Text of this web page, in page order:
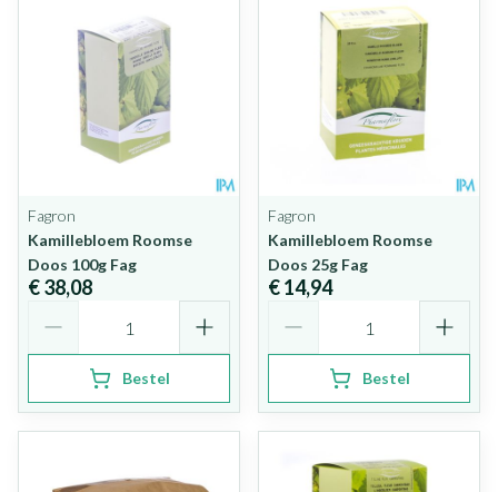
Fagron
Kamillebloem Roomse
Doos 100g Fag
€ 38,08
Bestel
Fagron
Kamillebloem Roomse
Doos 25g Fag
€ 14,94
Bestel